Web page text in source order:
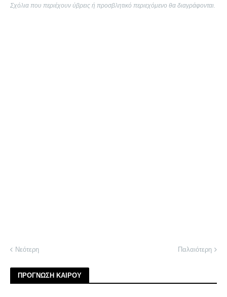
Σχόλια που περιέχουν ύβρεις ή προσβλητικό περιεχόμενο θα διαγράφονται.
Νεότερη Παλαιότερη
ΠΡΟΓΝΩΣΗ ΚΑΙΡΟΥ